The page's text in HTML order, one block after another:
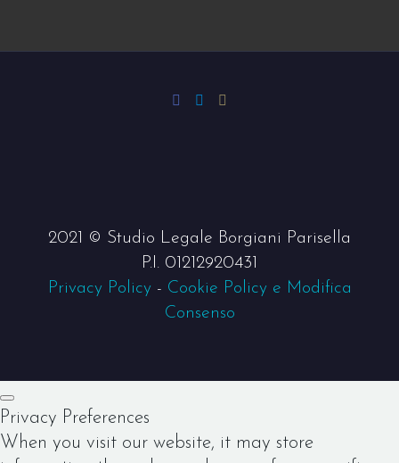
2021 © Studio Legale Borgiani Parisella
P.I. 01212920431
Privacy Policy - Cookie Policy e Modifica
Consenso
Privacy Preferences
When you visit our website, it may store